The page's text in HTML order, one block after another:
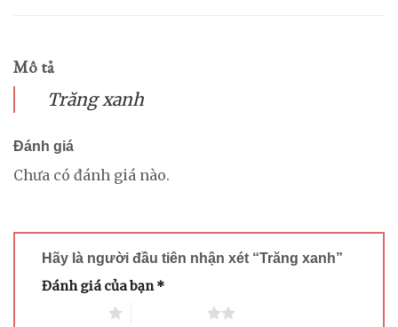
Mô tả
Trăng xanh
Đánh giá
Chưa có đánh giá nào.
Hãy là người đầu tiên nhận xét “Trăng xanh”
Đánh giá của bạn*